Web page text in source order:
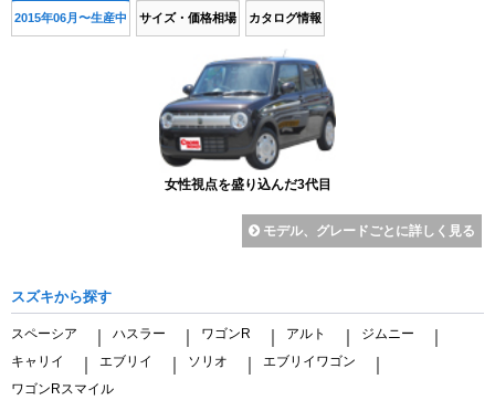
2015年06月〜生産中 サイズ・価格相場 カタログ情報
女性視点を盛り込んだ3代目
モデル、グレードごとに詳しく見る
スズキから探す
スペーシア ハスラー ワゴンR アルト ジムニー
キャリイ エブリイ ソリオ エブリイワゴン
ワゴンRスマイル